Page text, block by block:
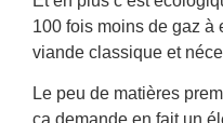
100 fois moins de gaz à
viande classique et
Le peu de matières